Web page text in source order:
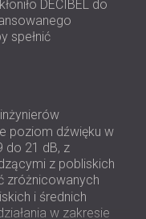
I
W OBIEKTACH
I
SŁUŻBY
I
AUDIOLOGII
DECIBEL do
spełnić
poziom dźwięku w
do 21 dB, z
z pobliskich
zróżnicowanych
i średnich
w zakresie